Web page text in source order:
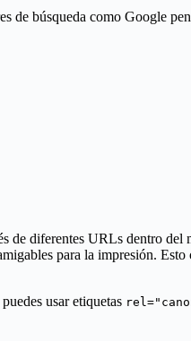
de búsqueda como Google
de diferentes URLs dentro
para la impresión.
usar etiquetas